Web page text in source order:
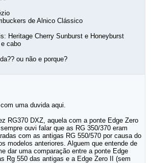
de Alnico Clássico
Heritage Cherry Sunburst e Honeyburst
cabo
ou não e porque?
uma duvida aqui.
RG370 DXZ, aquela com a ponte Edge Zero
ouvi falar que as RG 350/370 eram
com as antigas RG 550/570 por causa do
modelos anteriores. Alguem que entende de
dar uma comparação entre a ponte Edge
Rg 550 das antigas e a Edge Zero II (sem